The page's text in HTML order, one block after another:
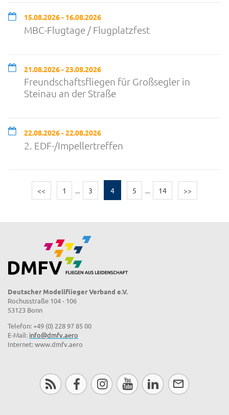
15.08.2026 - 16.08.2026
MBC-Flugtage / Flugplatzfest
21.08.2026 - 23.08.2026
Freundschaftsfliegen für Großsegler in
Steinau an der Straße
22.08.2026 - 22.08.2026
2. EDF-/Impellertreffen
<< 1 ... 3 4 5 ... 14 >>
Deutscher Modellflieger Verband e.V.
Rochusstraße 104 - 106
53123 Bonn
Telefon: +49 (0) 228 97 85 00
E-Mail: info@dmfv.aero
Internet: www.dmfv.aero